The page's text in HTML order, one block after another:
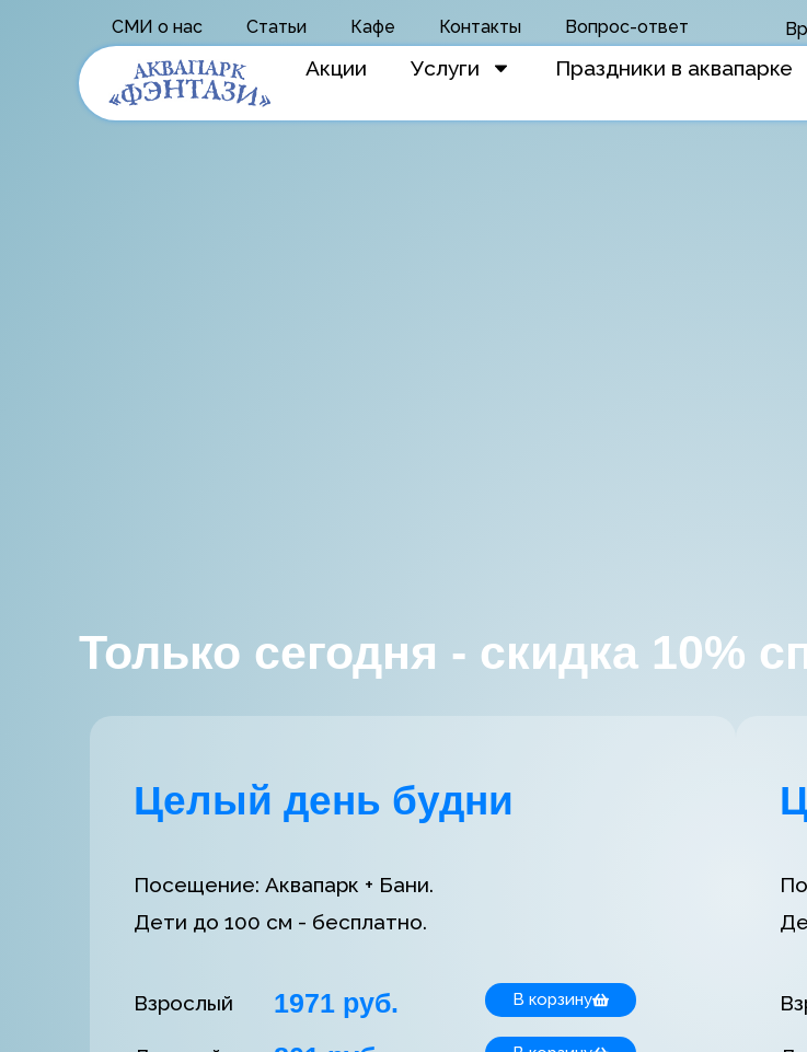
СМИ о нас Статьи Кафе Контакты Вопрос-ответ
Акции Услуги Праздники в аквапарке
Только сегодня - скидка 10%
Целый день будни
Посещение: Аквапарк + Бани.
Дети до 100 см - бесплатно.
Взрослый 1971 руб. В корзину